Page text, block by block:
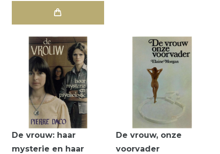
De vrouw: haar
mysterie en haar
De vrouw, onze
voorvader